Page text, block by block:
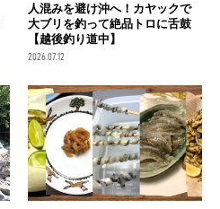
人混みを避け沖へ！カヤックで
大ブリを釣って絶品トロに舌鼓
【越後釣り道中】
2026.07.12